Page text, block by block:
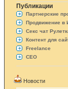
Публикации
Партнерские
Продвижение в
Секс чат
Контент для
Freelance
СЕО
Новости